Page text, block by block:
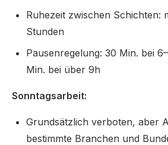
Ruhezeit zwischen Schichten:
Stunden
Pausenregelung: 30 Min. bei
Min. bei über 9h
Sonntagsarbeit:
Grundsätzlich verboten, aber
bestimmte Branchen und